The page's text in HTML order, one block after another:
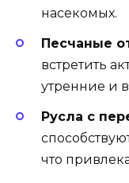
насекомых.
Песчаные
встретить
утренние и
Русла с
что